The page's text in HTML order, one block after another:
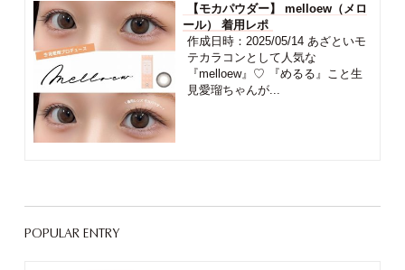
【モカパウダー】 melloew（メロ
ール） 着用レポ
作成日時：2025/05/14 あざといモ
テカラコンとして人気な
『melloew』♡ 『めるる』こと生
見愛瑠ちゃんが...
POPULAR ENTRY